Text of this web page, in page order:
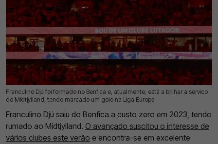
Franculino Djú foi formado no Benfica e, atualmente, está a brilhar a serviço
do Midtjylland, tendo marcado um golo na Liga Europa
25 Set 2025 | 13:32 | 0
Franculino Djú saiu do Benfica a custo zero em 2023, tendo
rumado ao Midtjylland. O avançado suscitou o interesse de
vários clubes este verão e encontra-se em excelente